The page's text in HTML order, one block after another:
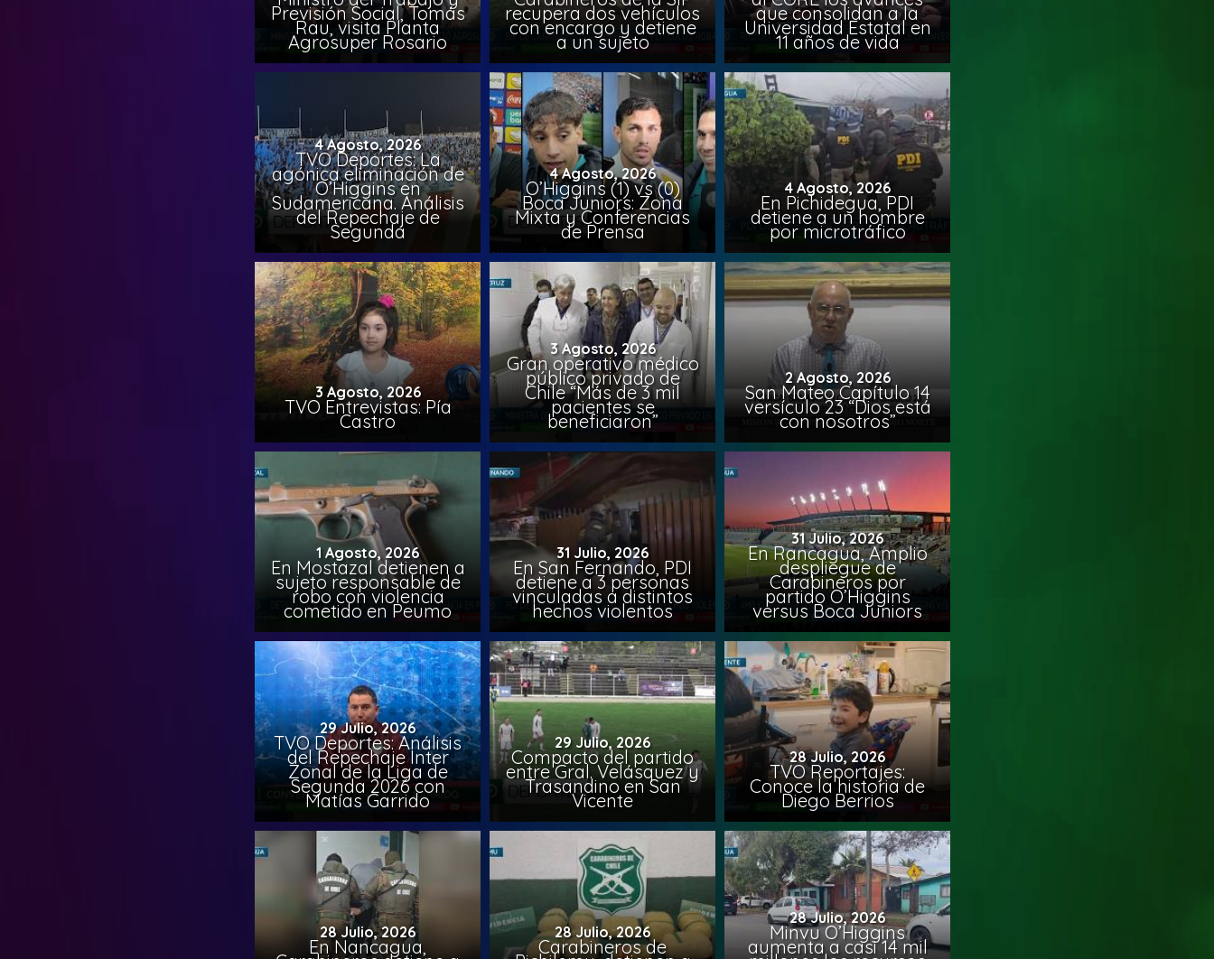
Previsión Social, Tomás
Rau, visita Planta
Agrosuper Rosario
recupera dos vehículos
con encargo y detiene
a un sujeto
que consolidan a la
Universidad Estatal en
11 años de vida
4 Agosto, 2026
TVO Deportes: La
agónica eliminación de
O’Higgins en
Sudamericana. Análisis
del Repechaje de
Segunda
4 Agosto, 2026
O’Higgins (1) vs (0)
Boca Juniors: Zona
Mixta y Conferencias
de Prensa
4 Agosto, 2026
En Pichidegua, PDI
detiene a un hombre
por microtráfico
3 Agosto, 2026
TVO Entrevistas: Pía
Castro
3 Agosto, 2026
Gran operativo médico
público privado de
Chile “Más de 3 mil
pacientes se
beneficiaron”
2 Agosto, 2026
San Mateo Capítulo 14
versículo 23 “Dios está
con nosotros”
1 Agosto, 2026
En Mostazal detienen a
sujeto responsable de
robo con violencia
cometido en Peumo
31 Julio, 2026
En San Fernando, PDI
detiene a 3 personas
vinculadas a distintos
hechos violentos
31 Julio, 2026
En Rancagua, Amplio
despliegue de
Carabineros por
partido O’Higgins
versus Boca Juniors
29 Julio, 2026
TVO Deportes: Análisis
del Repechaje Inter
Zonal de la Liga de
Segunda 2026 con
Matías Garrido
29 Julio, 2026
Compacto del partido
entre Gral. Velásquez y
Trasandino en San
Vicente
28 Julio, 2026
TVO Reportajes:
Conoce la historia de
Diego Berrios
28 Julio, 2026
En Nancagua,
28 Julio, 2026
Carabineros de
28 Julio, 2026
Minvu O’Higgins
aumenta a casi 14 mil